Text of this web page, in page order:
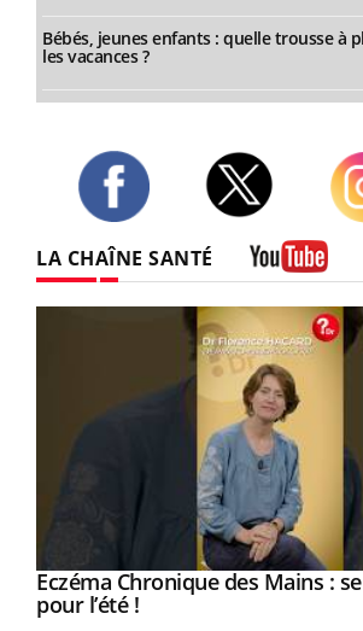
Bébés, jeunes enfants : quelle trousse à
les vacances ?
LA CHAÎNE SANTÉ
Youtube
Eczéma Chronique des Mains :
pour l’été !Youtube